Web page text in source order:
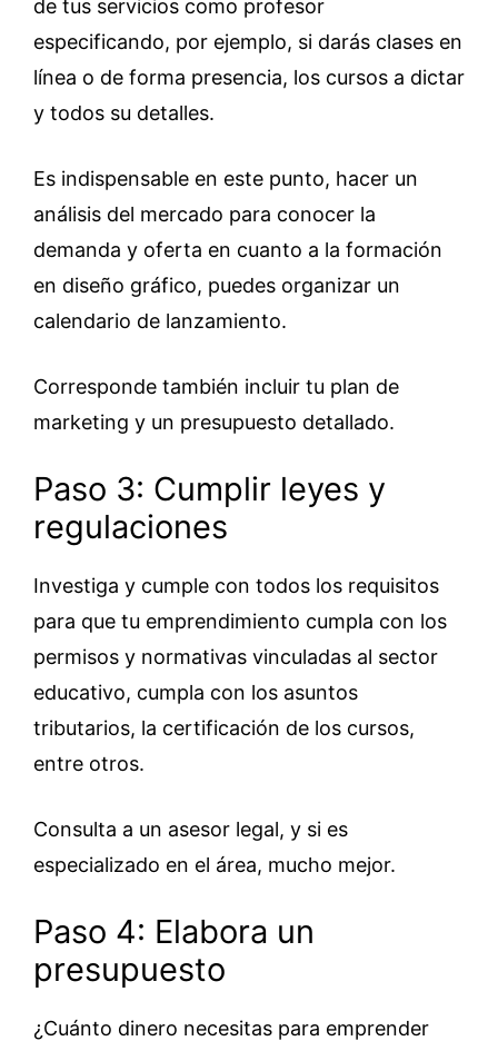
de tus servicios como profesor
especificando, por ejemplo, si darás clases en
línea o de forma presencia, los cursos a dictar
y todos su detalles.
Es indispensable en este punto, hacer un
análisis del mercado para conocer la
demanda y oferta en cuanto a la formación
en diseño gráfico, puedes organizar un
calendario de lanzamiento.
Corresponde también incluir tu plan de
marketing y un presupuesto detallado.
Paso 3: Cumplir leyes y
regulaciones
Investiga y cumple con todos los requisitos
para que tu emprendimiento cumpla con los
permisos y normativas vinculadas al sector
educativo, cumpla con los asuntos
tributarios, la certificación de los cursos,
entre otros.
Consulta a un asesor legal, y si es
especializado en el área, mucho mejor.
Paso 4: Elabora un
presupuesto
¿Cuánto dinero necesitas para emprender